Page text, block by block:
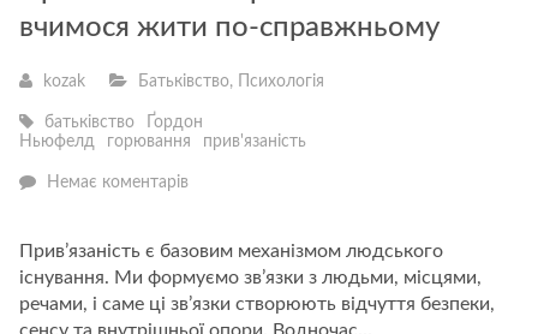
вчимося жити по-справжньому
kozak Батьківство, Психологія
батьківство
Ґордон
Ньюфелд
горювання прив'язаність
Немає коментарів—
як
ми
вчимося
Прив’язаність є базовим механізмом людського
існування. Ми формуємо зв’язки з людьми, місцями,
речами, і саме ці зв’язки створюють відчуття безпеки,